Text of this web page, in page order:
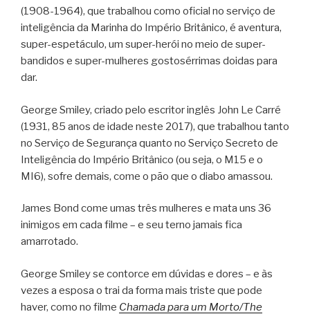
(1908-1964), que trabalhou como oficial no serviço de
inteligência da Marinha do Império Britânico, é aventura,
super-espetáculo, um super-herói no meio de super-
bandidos e super-mulheres gostosérrimas doidas para
dar.
George Smiley, criado pelo escritor inglês John Le Carré
(1931, 85 anos de idade neste 2017), que trabalhou tanto
no Serviço de Segurança quanto no Serviço Secreto de
Inteligência do Império Britânico (ou seja, o M15 e o
MI6), sofre demais, come o pão que o diabo amassou.
James Bond come umas três mulheres e mata uns 36
inimigos em cada filme – e seu terno jamais fica
amarrotado.
George Smiley se contorce em dúvidas e dores – e às
vezes a esposa o trai da forma mais triste que pode
haver, como no filme Chamada para um Morto/The